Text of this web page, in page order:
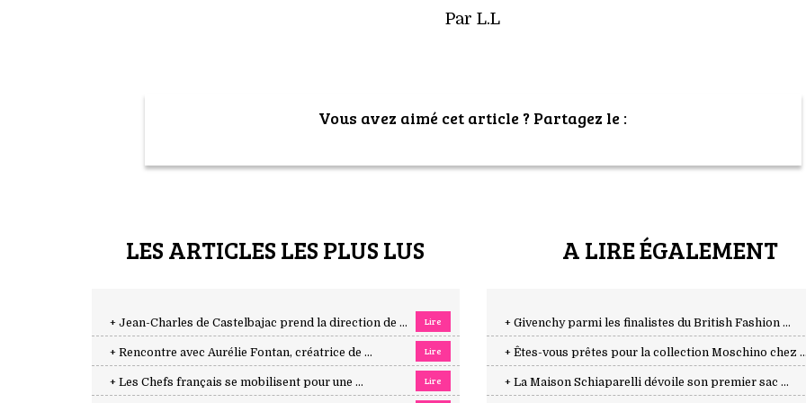
Par L.L
Vous avez aimé cet article ? Partagez le :
LES ARTICLES LES PLUS LUS
+ Jean-Charles de Castelbajac prend la direction de ... Lire
+ Rencontre avec Aurélie Fontan, créatrice de ... Lire
+ Les Chefs français se mobilisent pour une ... Lire
A LIRE ÉGALEMENT
+ Givenchy parmi les finalistes du British Fashion ...
+ Êtes-vous prêtes pour la collection Moschino chez ...
+ La Maison Schiaparelli dévoile son premier sac ...